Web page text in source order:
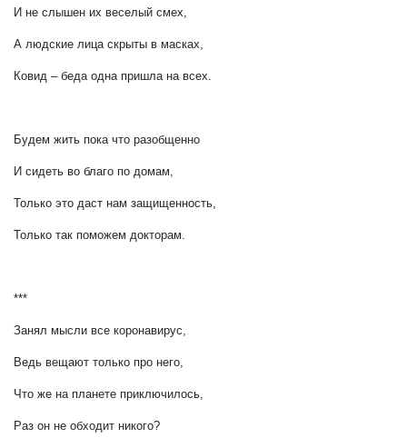
И не слышен их веселый смех,
А людские лица скрыты в масках,
Ковид – беда одна пришла на всех.
Будем жить пока что разобщенно
И сидеть во благо по домам,
Только это даст нам защищенность,
Только так поможем докторам.
***
Занял мысли все коронавирус,
Ведь вещают только про него,
Что же на планете приключилось,
Раз он не обходит никого?